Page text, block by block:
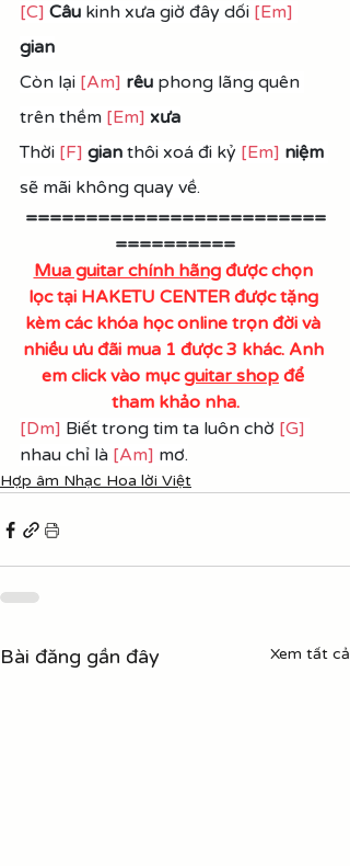
[C] Câu kinh xưa giờ đây dối [Em]
gian
Còn lại [Am] rêu phong lãng quên
trên thềm [Em] xưa
Thời [F] gian thôi xoá đi kỷ [Em] niệm
sẽ mãi không quay về.
=========================
==========
Mua guitar chính hãng được chọn
lọc tại HAKETU CENTER được tặng
kèm các khóa học online trọn đời và
nhiều ưu đãi mua 1 được 3 khác. Anh
em click vào mục guitar shop để
tham khảo nha.
[Dm] Biết trong tim ta luôn chờ [G]
nhau chỉ là [Am] mơ.
Hợp âm Nhạc Hoa lời Việt
Bài đăng gần đây Xem tất cả